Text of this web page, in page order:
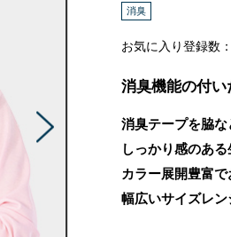
消臭
お気に入り登録数：
消臭機能の付
消臭テープを脇
しっかり感のあ
カラー展開豊富
幅広いサイズレ